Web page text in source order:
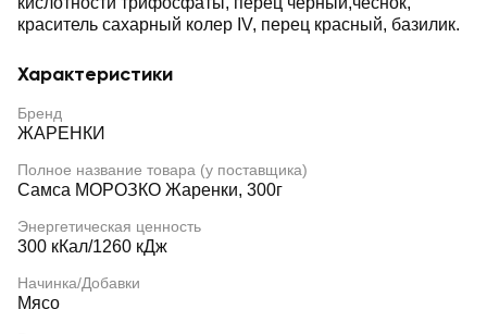
краситель сахарный колер IV, перец красный, базилик.
Характеристики
Бренд
ЖАРЕНКИ
Полное название товара (у поставщика)
Самса МОРОЗКО Жаренки, 300г
Энергетическая ценность
300 кКал/1260 кДж
Начинка/Добавки
Мясо